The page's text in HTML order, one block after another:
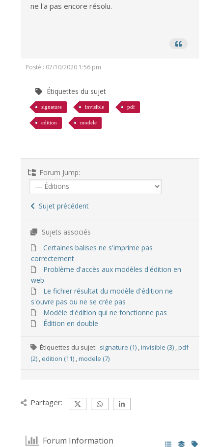
ne l'a pas encore résolu.
Posté : 07/10/2020 1:56 pm
Étiquettes du sujet
signature invisible pdf
edition modele
Forum Jump:
Sujet précédent
Sujets associés
Certaines balises ne s'imprime pas
correctement
Problème d'accès aux modèles d'édition en
web
Le fichier résultat du modèle d'édition ne
s'ouvre pas ou ne se crée pas
Modèle d'édition qui ne fonctionne pas
Édition en double
Étiquettes du sujet: signature (1) ,invisible (3) ,pdf
(2) , edition (11) ,modele (7)
Partager:
Forum Information